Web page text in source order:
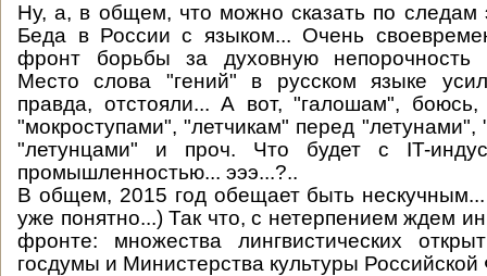
Ну, а, в общем, что можно сказать по следам
Беда в России с языком... Очень
фронт борьбы за духовную непорочность
Место слова "гений" в русском языке
правда, отстояли... А вот, "галошам",
"мокроступами", "летчикам" перед
"летунцами" и проч. Что будет с IT-
промышленностью... эээ...?..
В общем, 2015 год обещает быть
уже понятно...) Так что, с нетерпением ждем
фронте: множества лингвистических
госдумы и Министерства культуры